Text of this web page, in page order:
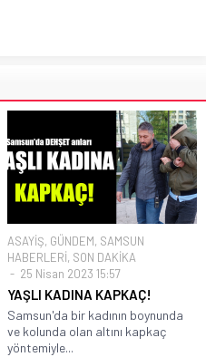
ASAYİŞ, GÜNDEM, SAMSUN
HABERLERİ, SON DAKİKA
25 Nisan 2023 15:57
YAŞLI KADINA KAPKAÇ!
Samsun'da bir kadının boynunda
ve kolunda olan altını kapkaç
yöntemiyle...